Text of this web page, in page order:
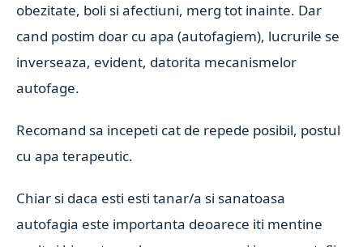
obezitate, boli si afectiuni, merg tot inainte. Dar
cand postim doar cu apa (autofagiem), lucrurile se
inverseaza, evident, datorita mecanismelor
autofage.
Recomand sa incepeti cat de repede posibil, postul
cu apa terapeutic.
Chiar si daca esti esti tanar/a si sanatoasa
autofagia este importanta deoarece iti mentine